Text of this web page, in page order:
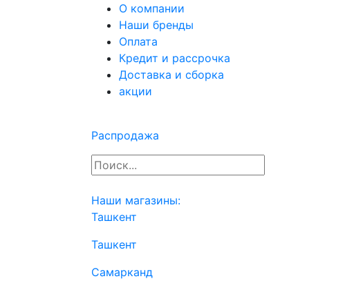
О компании
Наши бренды
Оплата
Кредит и рассрочка
Доставка и сборка
акции
Распродажа
Наши магазины:
Ташкент
Ташкент
Самарканд